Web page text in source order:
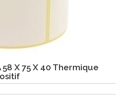
X 75 X 40 Thermique